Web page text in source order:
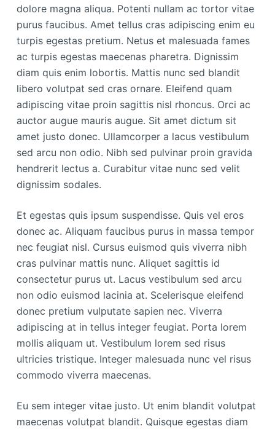
dolore magna aliqua. Potenti nullam ac tortor vitae
purus faucibus. Amet tellus cras adipiscing enim eu
turpis egestas pretium. Netus et malesuada fames
ac turpis egestas maecenas pharetra. Dignissim
diam quis enim lobortis. Mattis nunc sed blandit
libero volutpat sed cras ornare. Eleifend quam
adipiscing vitae proin sagittis nisl rhoncus. Orci ac
auctor augue mauris augue. Sit amet dictum sit
amet justo donec. Ullamcorper a lacus vestibulum
sed arcu non odio. Nibh sed pulvinar proin gravida
hendrerit lectus a. Curabitur vitae nunc sed velit
dignissim sodales.
Et egestas quis ipsum suspendisse. Quis vel eros
donec ac. Aliquam faucibus purus in massa tempor
nec feugiat nisl. Cursus euismod quis viverra nibh
cras pulvinar mattis nunc. Aliquet sagittis id
consectetur purus ut. Lacus vestibulum sed arcu
non odio euismod lacinia at. Scelerisque eleifend
donec pretium vulputate sapien nec. Viverra
adipiscing at in tellus integer feugiat. Porta lorem
mollis aliquam ut. Vestibulum lorem sed risus
ultricies tristique. Integer malesuada nunc vel risus
commodo viverra maecenas.
Eu sem integer vitae justo. Ut enim blandit volutpat
maecenas volutpat blandit. Quisque egestas diam